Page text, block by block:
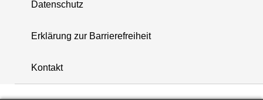
+
−
Datenschutz
Erklärung zur Barrierefreiheit
Kontakt